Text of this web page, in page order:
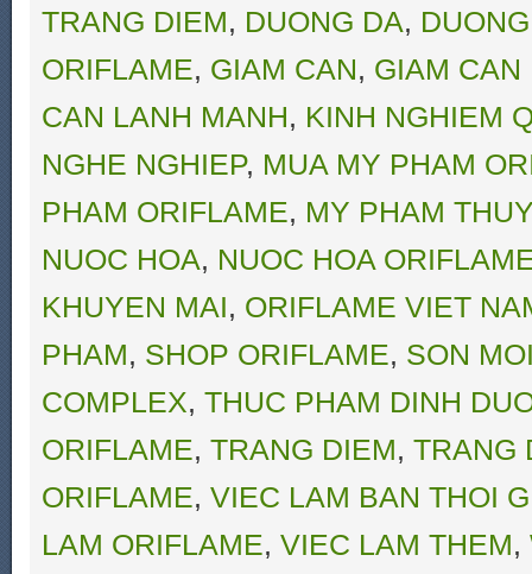
TRANG DIEM, DUONG DA,
ORIFLAME, GIAM CAN, GIAM CAN
CAN LANH MANH, KINH NGHIEM
NGHE NGHIEP, MUA MY PHAM
PHAM ORIFLAME, MY PHAM
NUOC HOA, NUOC HOA
KHUYEN MAI, ORIFLAME VIET
PHAM, SHOP ORIFLAME, SON
COMPLEX, THUC PHAM DINH
ORIFLAME, TRANG DIEM, TRANG
ORIFLAME, VIEC LAM BAN THOI
LAM ORIFLAME, VIEC LAM THEM,